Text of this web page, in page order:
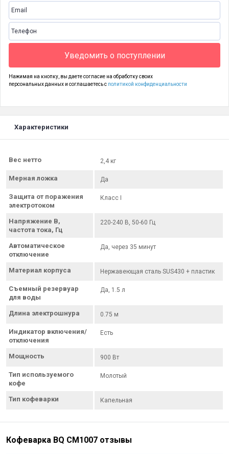
Уведомить о поступлении
Нажимая на кнопку, вы даете согласие на обработку своих
персональных данных и соглашаетесь с политикой конфиденциальности
Характеристики
Вес нетто 2,4 кг
Мерная ложка Да
Защита от поражения
электротоком
Класс I
Напряжение В,
частота тока, Гц
220-240 В, 50-60 Гц
Автоматическое
отключение
Да, через 35 минут
Материал корпуса Нержавеющая сталь SUS430 + пластик
Съемный резервуар
для воды
Да, 1.5 л
Длина электрошнура 0.75 м
Индикатор включения/
отключения
Есть
Мощность 900 Вт
Тип используемого
кофе
Молотый
Тип кофеварки Капельная
Кофеварка BQ CM1007 отзывы